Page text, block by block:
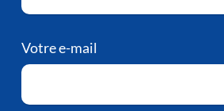
Votre e-mail